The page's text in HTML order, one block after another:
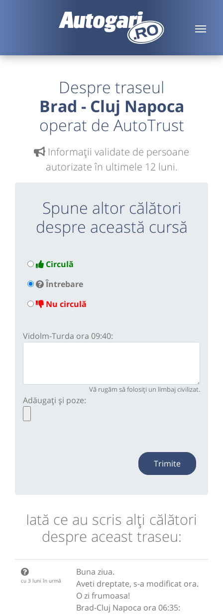
Despre traseul
Brad - Cluj Napoca
operat de AutoTrust
Informaţii validate de persoane
autorizate în ultimele 12 luni.
Spune altor călători
despre această cursă
Circulă
Întrebare
Nu circulă
Vidolm-Turda ora 09:40:
Vă rugăm să folosiți un limbaj civilizat.
Adăugați și poze:
Trimite
Iată ce au scris alţi călători
despre aceast traseu:
cu 3 luni în urmă
Buna ziua.
Aveti dreptate, s-a modificat ora.
O zi frumoasa!
Brad-Cluj Napoca ora 06:35: